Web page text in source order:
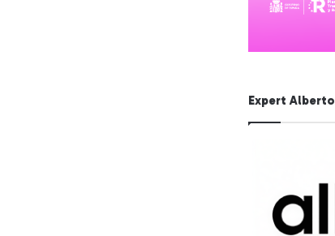
Expert Alberto